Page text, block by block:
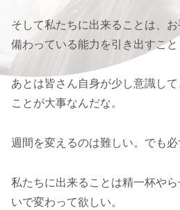
そして私たちに出来ることは、
備わっている能力を引き出すこと
あとは皆さん自身が少し意識し
ことが大事なんだな。
週間を変えるのは難しい。でも必
私たちに出来ることは精一杯や
いで変わって欲しい。